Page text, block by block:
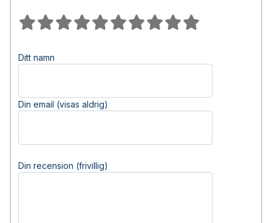
Ditt namn
Din email (visas aldrig)
Din recension (frivillig)